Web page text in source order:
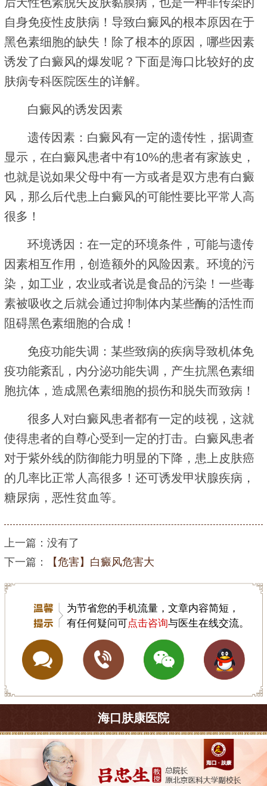
自身免疫性皮肤病！导致白癜风的根本原因在于
黑色素细胞的缺失！除了根本的原因，哪些因素
诱发了白癜风的爆发呢？下面是海口比较好的皮
肤病专科医院医生的详解。
白癜风的诱发因素
遗传因素：白癜风有一定的遗传性，据调查
显示，在白癜风患者中有10%的患者有家族史，
也就是说如果父母中有一方或者是双方患有白癜
风，那么后代患上白癜风的可能性要比平常人高
很多！
环境诱因：在一定的环境条件，可能与遗传
因素相互作用，创造额外的风险因素。环境的污
染，如工业，农业或者说是食品的污染！一些毒
素被吸收之后就会通过抑制体内某些酶的活性而
阻碍黑色素细胞的合成！
免疫功能失调：某些致病的疾病导致机体免
疫功能紊乱，内分泌功能失调，产生抗黑色素细
胞抗体，造成黑色素细胞的损伤和脱失而致病！
很多人对白癜风患者都有一定的歧视，这就
使得患者的自尊心受到一定的打击。白癜风患者
对于紫外线的防御能力明显的下降，患上皮肤癌
的几率比正常人高很多！还可诱发甲状腺疾病，
糖尿病，恶性贫血等。
上一篇：没有了
下一篇：
【危害】白癜风危害大
为节省您的手机流量，文章内容简短，
有任何疑问可点击咨询与医生在线交流。
海口肤康医院